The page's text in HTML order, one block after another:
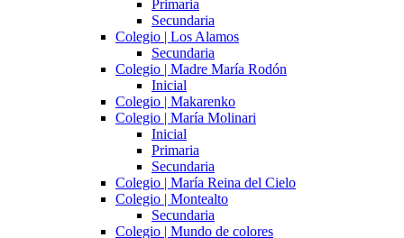
Primaria
Secundaria
Colegio | Los Alamos
Secundaria
Colegio | Madre María Rodón
Inicial
Colegio | Makarenko
Colegio | María Molinari
Inicial
Primaria
Secundaria
Colegio | María Reina del Cielo
Colegio | Montealto
Secundaria
Colegio | Mundo de colores